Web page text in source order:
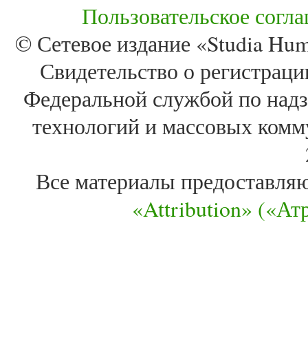
Пользовательское
© Сетевое издание «Studia
Свидетельство о
Федеральной службой по
технологий и массовых
Все материалы
«Attribution»